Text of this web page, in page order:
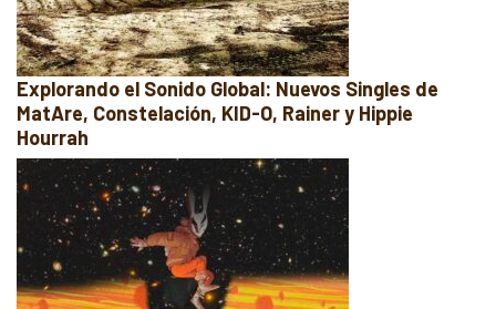
Explorando el Sonido Global: Nuevos Singles de
MatAre, Constelación, KID-O, Rainer y Hippie
Hourrah